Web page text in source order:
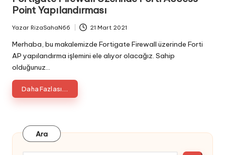
Point Yapılandırması
Posted
by
Yazar RizaSahaN66 21 Mart 2021
Merhaba, bu makalemizde Fortigate Firewall üzerinde Forti
AP yapılandırma işlemini ele alıyor olacağız. Sahip
olduğunuz…
Daha Fazlası...
Ara